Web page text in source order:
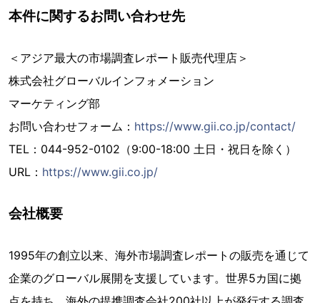
本件に関するお問い合わせ先
＜アジア最大の市場調査レポート販売代理店＞
株式会社グローバルインフォメーション
マーケティング部
お問い合わせフォーム： https://www.gii.co.jp/contact/
TEL：044-952-0102（9:00-18:00 土日・祝日を除く）
URL： https://www.gii.co.jp/
会社概要
1995年の創立以来、海外市場調査レポートの販売を通じて
企業のグローバル展開を支援しています。世界5カ国に拠